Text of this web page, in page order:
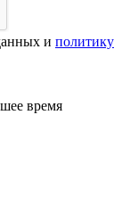
и политику
время